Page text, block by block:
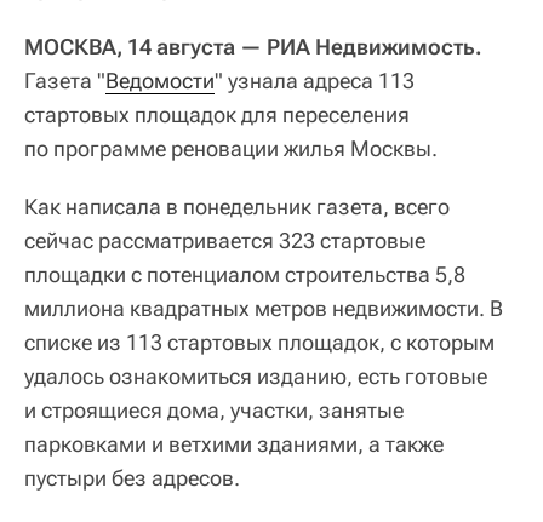
МОСКВА, 14 августа — РИА Недвижимость.
Газета "Ведомости" узнала адреса 113
стартовых площадок для переселения
по программе реновации жилья Москвы.
Как написала в понедельник газета, всего
сейчас рассматривается 323 стартовые
площадки с потенциалом строительства 5,8
миллиона квадратных метров недвижимости. В
списке из 113 стартовых площадок, с которым
удалось ознакомиться изданию, есть готовые
и строящиеся дома, участки, занятые
парковками и ветхими зданиями, а также
пустыри без адресов.